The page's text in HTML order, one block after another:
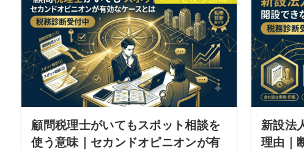
顧問税理士がいてもスポット相談を
使う意味｜セカンドオピニオンが有
新設法
理由｜